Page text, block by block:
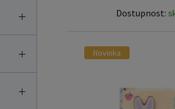
Dostupnost:
Novinka